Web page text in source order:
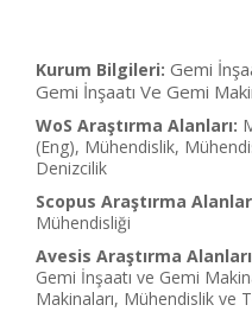
Kurum Bilgileri: Gemi
Gemi İnşaatı Ve Gemi
WoS Araştırma Alanları:
(Eng), Mühendislik,
Denizcilik
Scopus Araştırma
Mühendisliği
Avesis Araştırma
Gemi İnşaatı ve Gemi
Makinaları, Mühendislik ve